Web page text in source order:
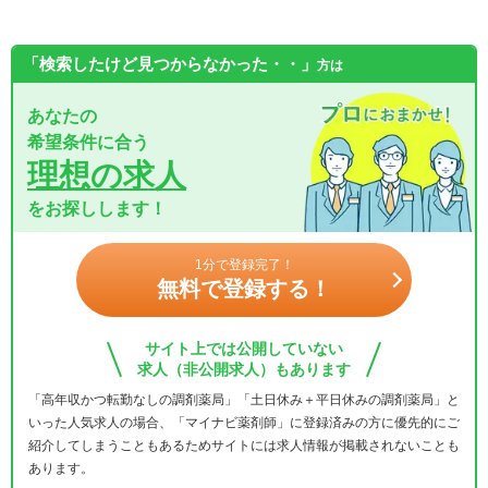
「検索したけど見つからなかった・・」 方は
あなたの
希望条件に合う
理想の求人
をお探しします！
1分で登録完了！
無料で登録する！
サイト上では公開していない
求人（非公開求人）もあります
「高年収かつ転勤なしの調剤薬局」「土日休み＋平日休みの調剤薬局」と
いった人気求人の場合、「マイナビ薬剤師」に登録済みの方に優先的にご
紹介してしまうこともあるためサイトには求人情報が掲載されないことも
あります。